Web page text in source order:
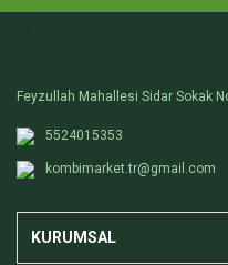
Feyzullah Mahallesi Sidar Sokak
5524015353
kombimarket.tr@gmail.com
KURUMSAL